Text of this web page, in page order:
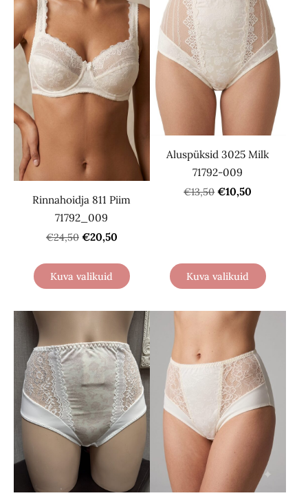
Rinnahoidja 811 Piim
71792_009
€24,50 €20,50
Kuva valikuid
Aluspüksid 3025 Milk
71792-009
€13,50 €10,50
Kuva valikuid